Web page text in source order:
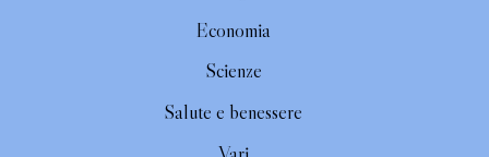
Economia
Scienze
Salute e benessere